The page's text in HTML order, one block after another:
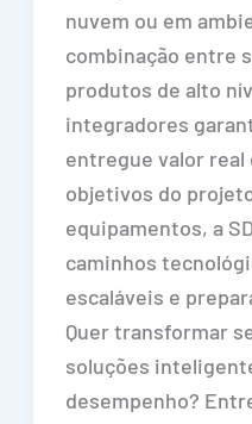
nuvem ou em
combinação entre
produtos de alto
integradores
entregue valor real
objetivos do
equipamentos, a
caminhos
escaláveis e
Quer transformar
soluções
desempenho?